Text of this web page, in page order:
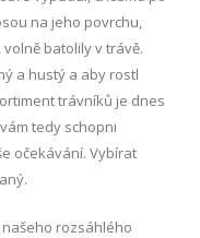
na jeho povrchu,
batolily v trávě.
a hustý a aby rostl
trávníků je dnes
tedy schopni
očekávání. Vybírat
rozsáhlého